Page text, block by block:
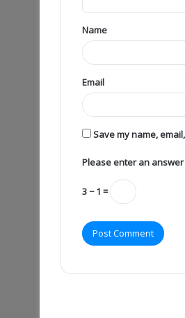
Name
Email
Save my name,
Please enter an answer
3 − 1 =